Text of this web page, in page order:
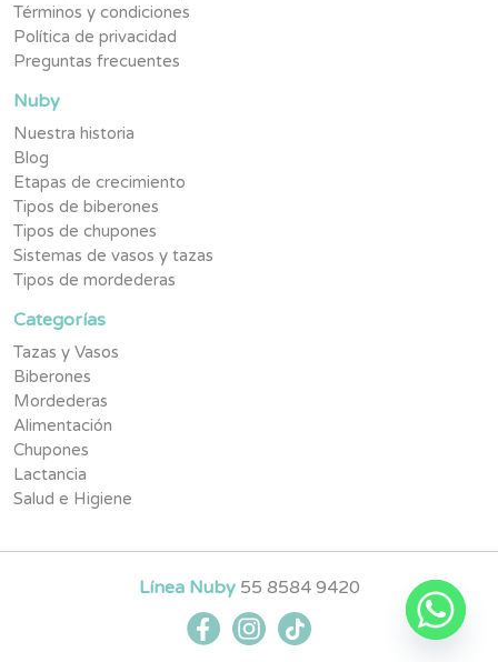
Términos y condiciones
Política de privacidad
Preguntas frecuentes
Nuby
Nuestra historia
Blog
Etapas de crecimiento
Tipos de biberones
Tipos de chupones
Sistemas de vasos y tazas
Tipos de mordederas
Categorías
Tazas y Vasos
Biberones
Mordederas
Alimentación
Chupones
Lactancia
Salud e Higiene
Línea Nuby 55 8584 9420